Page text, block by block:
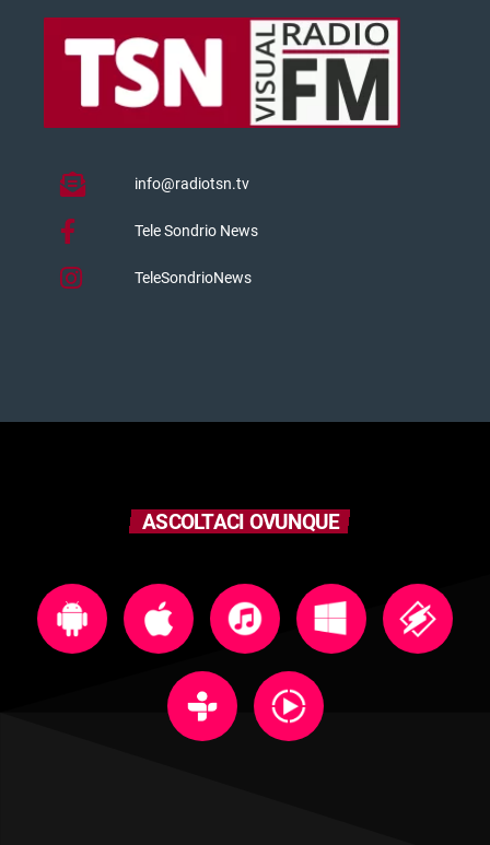
info@radiotsn.tv
Tele Sondrio News
TeleSondrioNews
ASCOLTACI OVUNQUE